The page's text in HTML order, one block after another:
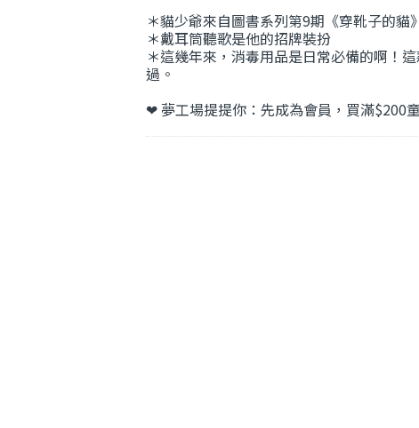
＊貓少爺來自圖書系列第9期《穿靴子的
＊戴耳筒聽歌是他的招牌裝扮
＊這幾年來，消毒用品是日常必備的啊！
過。
❤ 夢工場提提你：先成為會員，買滿$200